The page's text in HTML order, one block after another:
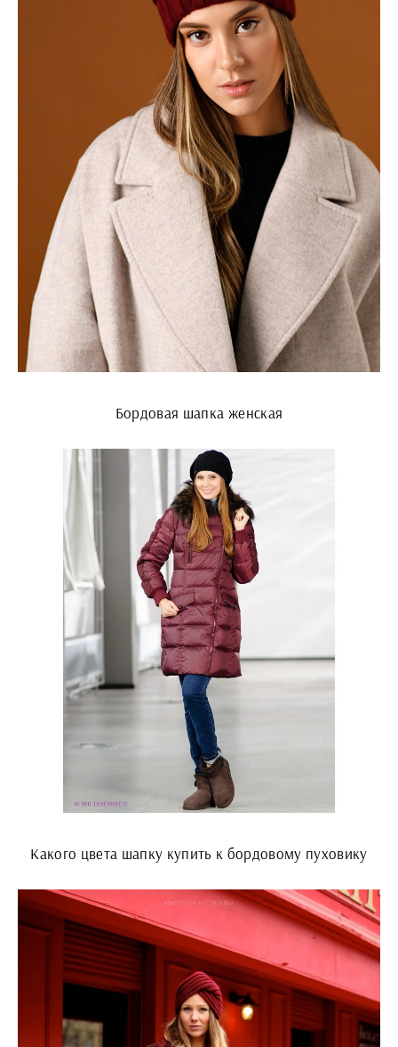
Бордовая шапка женская
Какого цвета шапку купить к бордовому пуховику